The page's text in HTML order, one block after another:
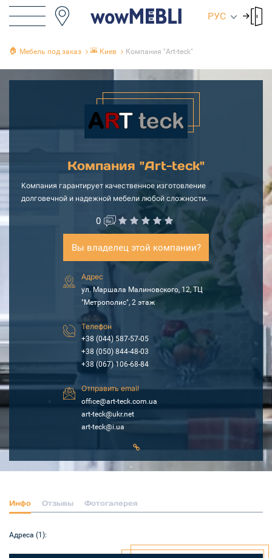
РУС
🏠 Мебель под заказ 🌇 Киев Компания "Art-teck"
Компания "Art-teck"
Компания гарантирует качественное изготовление
долговечной и надежной мебели любой сложности.
0
Вы владелец этой компании?
Адрес
ул. Маршала Малиновского, 12, ТЦ
"Метрополис", 2 этаж
Телефон
+38 (044) 587-57-05
+38 (050) 844-48-03
+38 (067) 106-68-84
Отправить email
office@art-teck.com.ua
art-teck@ukr.net
art-teck@i.ua
Инфо Отзывы Фотогалерея
Адреса (1):